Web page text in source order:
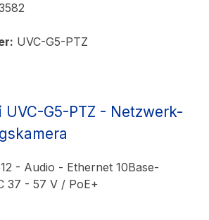
UVC-G5-PTZ
UVC-G5-PTZ - Netzwerk-
- Audio - Ethernet 10Base-
37 - 57 V / PoE+